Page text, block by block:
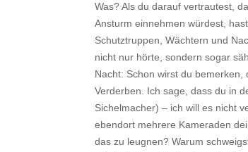
Was? Als du darauf vertrautest,
Ansturm einnehmen würdest,
Schutztruppen, Wächtern und
nicht nur hörte, sondern sogar
Nacht: Schon wirst du
Verderben. Ich sage, dass du in
Sichelmacher) – ich will es nicht
ebendort mehrere Kameraden
das zu leugnen? Warum